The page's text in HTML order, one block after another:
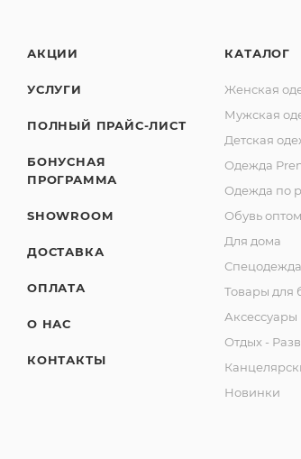
АКЦИИ
УСЛУГИ
ПОЛНЫЙ ПРАЙС-ЛИСТ
БОНУСНАЯ
ПРОГРАММА
SHOWROOM
ДОСТАВКА
ОПЛАТА
О НАС
КОНТАКТЫ
КАТАЛОГ
Женская
Мужская
Детская
Одежда
Одежда по
Обувь оптом
Для дома
Спецодежда
Товары для
Аксессуары
Отдых -
Новинки